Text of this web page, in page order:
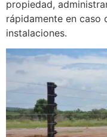
propiedad,
rápidamente en caso
instalaciones.